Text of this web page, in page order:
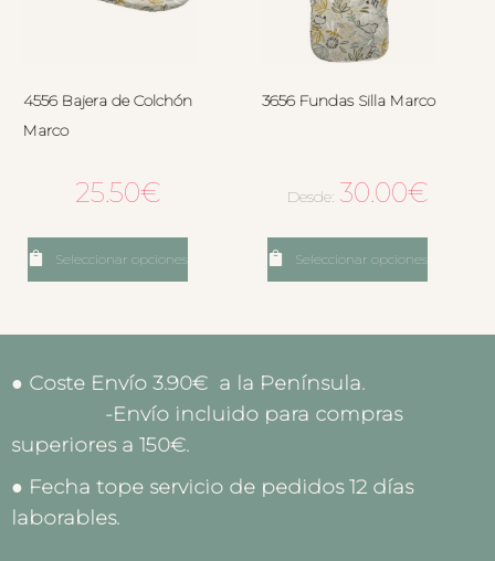
4556 Bajera de Colchón
Marco
25.50€
Seleccionar opciones
3656 Fundas Silla Marco
Desde: 30.00€
Seleccionar opciones
● Coste Envío 3.90€ a la Península.
-Envío incluido para compras
superiores a 150€.
● Fecha tope servicio de pedidos 12 días
laborables.